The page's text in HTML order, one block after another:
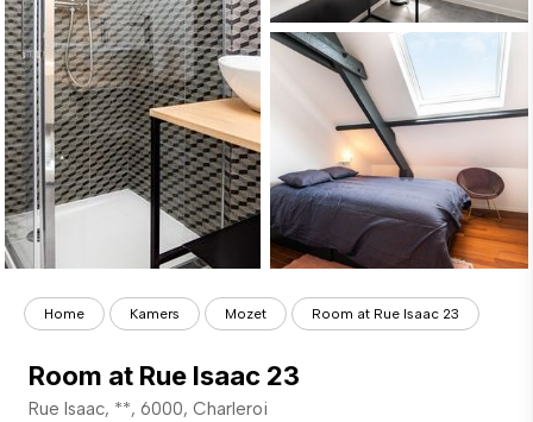
Home Kamers Mozet Room at Rue Isaac 23
Room at Rue Isaac 23
Rue Isaac, **, 6000, Charleroi